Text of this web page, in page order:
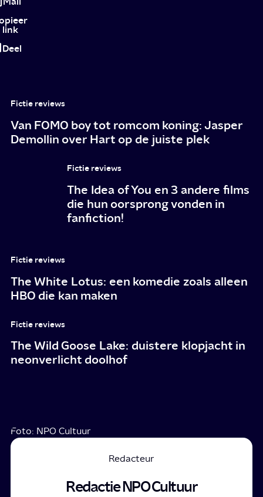
Jackson
and
the
link
Deel
Fictie reviews
Van FOMO boy tot romcom koning: Jasper
Demollin over Hart op de juiste plek
Fictie reviews
The Idea of You en 3 andere films
die hun oorsprong vonden in
fanfiction!
Fictie reviews
The White Lotus: een komedie zoals alleen
HBO die kan maken
Fictie reviews
The Wild Goose Lake: duistere klopjacht in
neonverlicht doolhof
Foto: NPO Cultuur
Redacteur
Redactie NPO Cultuur